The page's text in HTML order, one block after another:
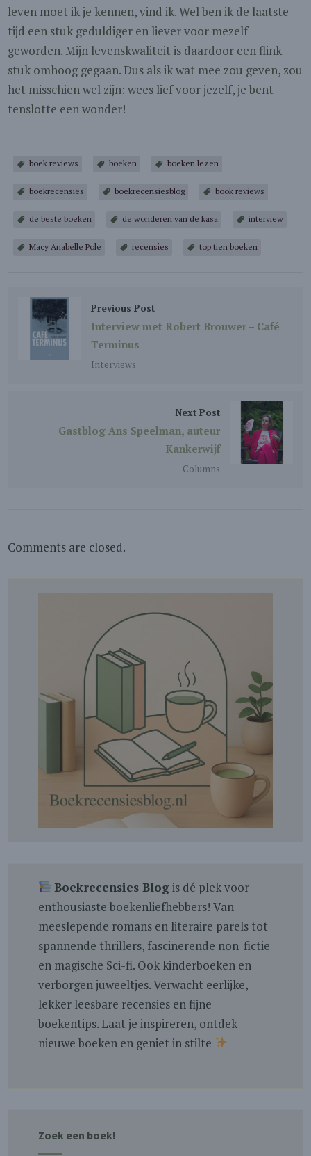
leven moet ik je kennen, vind ik. Wel ben ik de laatste
tijd een stuk geduldiger en liever voor mezelf
geworden. Mijn levenskwaliteit is daardoor een flink
stuk omhoog gegaan. Dus als ik wat mee zou geven, zou
het misschien wel zijn: wees lief voor jezelf, je bent
tenslotte een wonder!
boek reviews boeken boeken lezen
boekrecensies boekrecensiesblog book reviews
de beste boeken de wonderen van de kasa interview
Macy Anabelle Pole recensies top tien boeken
Previous Post
Interview met Robert Brouwer – Café
Terminus
Interviews
Next Post
Gastblog Ans Speelman, auteur
Kankerwijf
Columns
Comments are closed.
Boekrecensies Blogis dé plek voor
enthousiaste boekenliefhebbers! Van
meeslepende romans en literaire parels tot
spannende thrillers, fascinerende non-fictie
en magische Sci-fi. Ook kinderboeken en
verborgen juweeltjes. Verwacht eerlijke,
lekker leesbare recensies en fijne
boekentips. Laat je inspireren, ontdek
nieuwe boeken en geniet in stilte
Zoek een boek!